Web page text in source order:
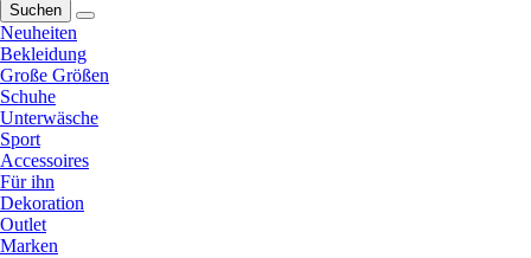
Suchen
Neuheiten
Bekleidung
Große Größen
Schuhe
Unterwäsche
Sport
Accessoires
Für ihn
Dekoration
Outlet
Marken